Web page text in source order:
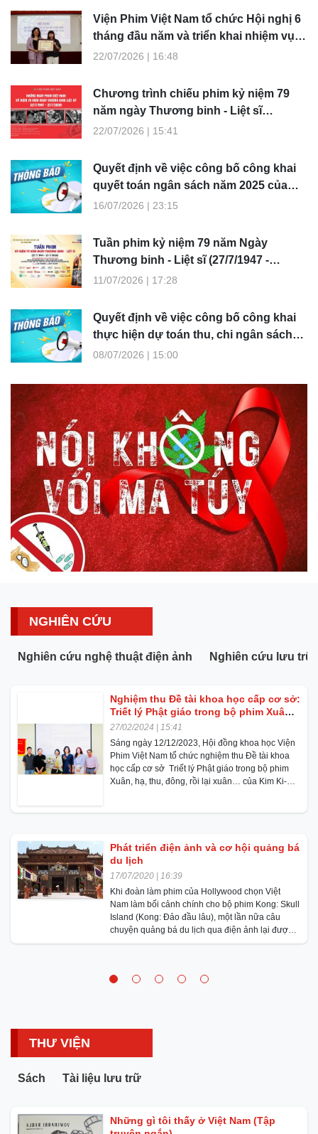
Viện Phim Việt Nam tổ chức Hội nghị 6
tháng đầu năm và triển khai nhiệm vụ 6
tháng cuối năm 2026
22/07/2026 | 16:48
Chương trình chiếu phim kỷ niệm 79
năm ngày Thương binh - Liệt sĩ
(27/7/1947 - 27/7/2026)
22/07/2026 | 15:41
Quyết định về việc công bố công khai
quyết toán ngân sách năm 2025 của
Viện Phim Việt Nam
16/07/2026 | 23:15
Tuần phim kỷ niệm 79 năm Ngày
Thương binh - Liệt sĩ (27/7/1947 -
27/7/2026)
11/07/2026 | 17:28
Quyết định về việc công bố công khai
thực hiện dự toán thu, chi ngân sách
Qúy II năm 2026 của Việt Phim Việt Nam
08/07/2026 | 15:00
NGHIÊN CỨU
Nghiên cứu nghệ thuật điện ảnh Nghiên cứu lưu
Nghiệm thu Đề tài khoa học cấp cơ sở:
Triết lý Phật giáo trong bộ phim Xuân,
hạ, thu, đông, rồi lại xuân... của Kim
Ki-Duk
27/02/2024 | 15:41
Sáng ngày 12/12/2023, Hội đồng khoa học Viện
Phim Việt Nam tổ chức nghiệm thu Đề tài khoa
học cấp cơ sở Triết lý Phật giáo trong bộ phim
Xuân, hạ, thu, đông, rồi lại xuân… của Kim Ki-
Phát triển điện ảnh và cơ hội quảng bá
du lịch
17/07/2020 | 16:39
Khi đoàn làm phim của Hollywood chọn Việt
Nam làm bối cảnh chính cho bộ phim Kong: Skull
Island (Kong: Đảo đầu lâu), một lần nữa câu
chuyện quảng bá du lịch qua điện ảnh lại được
các phương tiện truyền thông trong nước đề cập
THƯ VIỆN
Sách Tài liệu lưu trữ
Những gì tôi thấy ở Việt Nam (Tập